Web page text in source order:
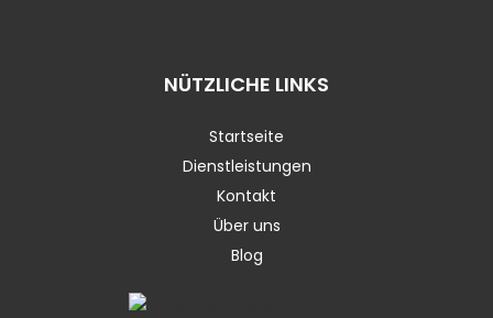
NÜTZLICHE LINKS
Startseite
Dienstleistungen
Kontakt
Über uns
Blog